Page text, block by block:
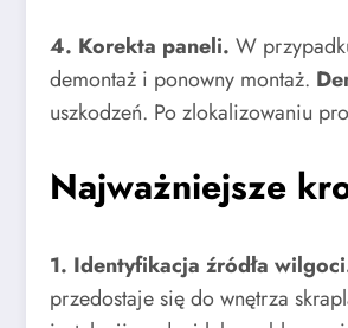
4. Korekta paneli. W
demontaż i ponowny montaż.
uszkodzeń. Po zlokalizowaniu
Najważniejsze
1. Identyfikacja źródła
przedostaje się do wnętrza